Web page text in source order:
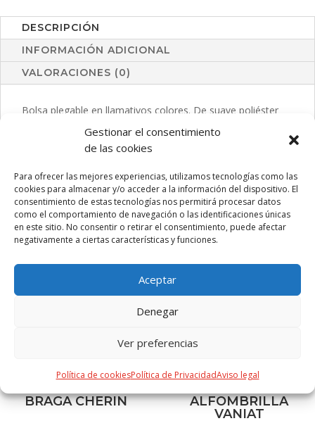
Gestionar el consentimiento
de las cookies
Para ofrecer las mejores experiencias, utilizamos tecnologías como las
cookies para almacenar y/o acceder a la información del dispositivo. El
consentimiento de estas tecnologías nos permitirá procesar datos
como el comportamiento de navegación o las identificaciones únicas
en este sitio. No consentir o retirar el consentimiento, puede afectar
negativamente a ciertas características y funciones.
Aceptar
Denegar
Ver preferencias
Política de cookiesPolítica de PrivacidadAviso legal
DESCRIPCIÓN
INFORMACIÓN ADICIONAL
VALORACIONES (0)
Bolsa plegable en llamativos colores. De suave poliéster
190T, con cómodas asas y fácil plegado cuadrado.
PRODUCTOS RELACIONADOS
BRAGA CHERIN
ALFOMBRILLA
VANIAT